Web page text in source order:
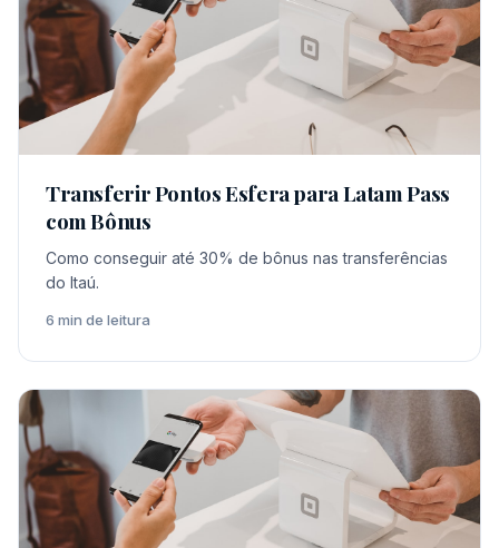
Transferir Pontos Esfera para Latam Pass
com Bônus
Como conseguir até 30% de bônus nas transferências
do Itaú.
6 min de leitura